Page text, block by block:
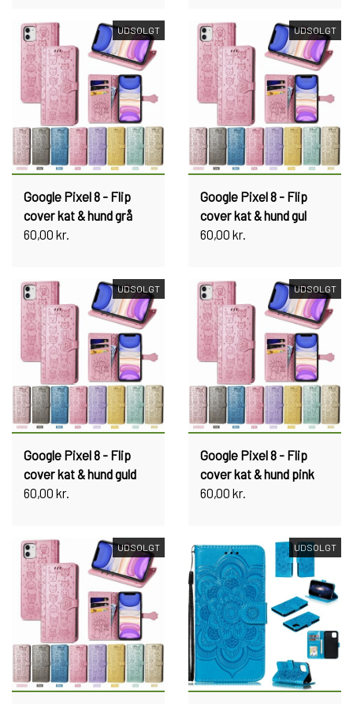
UDSOLGT
Google Pixel 8 - Flip
cover kat & hund grå
60,00 kr.
UDSOLGT
Google Pixel 8 - Flip
cover kat & hund gul
60,00 kr.
UDSOLGT
Google Pixel 8 - Flip
cover kat & hund guld
60,00 kr.
UDSOLGT
Google Pixel 8 - Flip
cover kat & hund pink
60,00 kr.
UDSOLGT UDSOLGT